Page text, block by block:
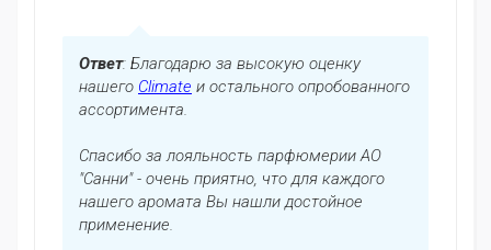
Ответ: Благодарю за высокую оценку
нашего Climate и остального опробованного
ассортимента.
Спасибо за лояльность парфюмерии АО
"Санни" - очень приятно, что для каждого
нашего аромата Вы нашли достойное
применение.